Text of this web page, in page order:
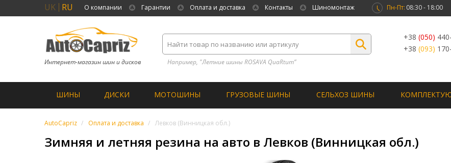
UK RU О компании Гарантии Оплата и доставка Контакты Шиномонтаж Пн-Пт: 08:30 - 18:00
Интернет-магазин шин и дисков Например, "Летние шины ROSAVA QuaRtum”
+38 (050)
+38 (093)
ШИНЫ ДИСКИ МОТОШИНЫ ГРУЗОВЫЕ ШИНЫ СЕЛЬХОЗ ШИНЫ
AutoCapriz Оплата и доставка Левков (Винницкая обл.)
Зимняя и летняя резина на авто в Левков (Винницкая обл.)